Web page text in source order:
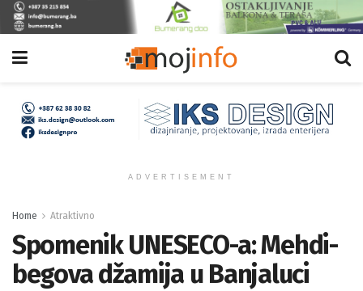
ADVERTISEMENT
Home Atraktivno
Spomenik UNESECO-a: Mehdi-
begova džamija u Banjaluci